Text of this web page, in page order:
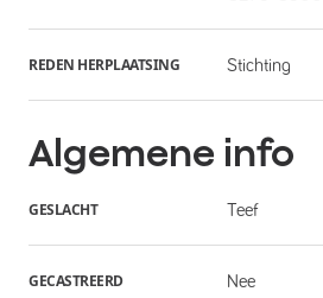
REDEN HERPLAATSING Stichting
Algemene info
GESLACHT Teef
GECASTREERD Nee